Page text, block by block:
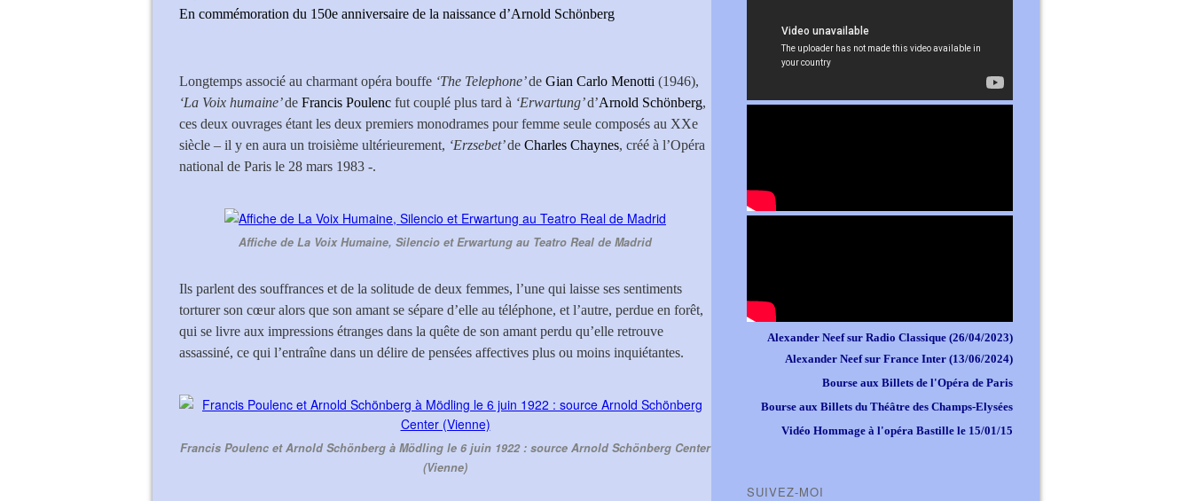
En commémoration du 150e anniversaire de la naissance d’Arnold Schönberg
Longtemps associé au charmant opéra bouffe ‘The Telephone’de Gian Carlo Menotti (1946),
‘La Voix humaine’de Francis Poulenc fut couplé plus tard à ‘Erwartung’d’Arnold Schönberg,
ces deux ouvrages étant les deux premiers monodrames pour femme seule composés au XXe
siècle – il y en aura un troisième ultérieurement, ‘Erzsebet’de Charles Chaynes, créé à l’Opéra
national de Paris le 28 mars 1983 -.
Affiche de La Voix Humaine, Silencio et Erwartung au Teatro Real de Madrid
Ils parlent des souffrances et de la solitude de deux femmes, l’une qui laisse ses sentiments
torturer son cœur alors que son amant se sépare d’elle au téléphone, et l’autre, perdue en forêt,
qui se livre aux impressions étranges dans la quête de son amant perdu qu’elle retrouve
assassiné, ce qui l’entraîne dans un délire de pensées affectives plus ou moins inquiétantes.
Francis Poulenc et Arnold Schönberg à Mödling le 6 juin 1922 : source Arnold Schönberg Center
(Vienne)
Alexander Neef sur Radio Classique (26/04/2023)
Alexander Neef sur France Inter (13/06/2024)
Bourse aux Billets de l'Opéra de Paris
Bourse aux Billets du Théâtre des Champs-Elysées
Vidéo Hommage à l'opéra Bastille le 15/01/15
SUIVEZ-MOI